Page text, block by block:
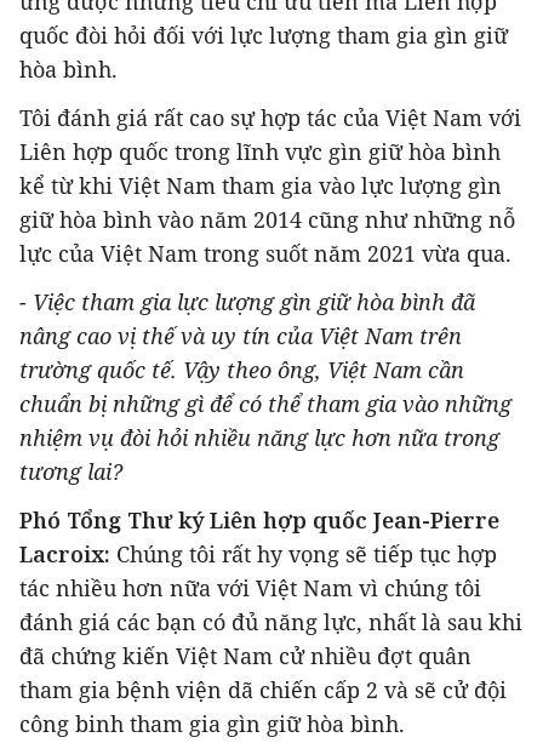
quốc đòi hỏi đối với lực lượng tham gia gìn giữ
hòa bình.
Tôi đánh giá rất cao sự hợp tác của Việt Nam với
Liên hợp quốc trong lĩnh vực gìn giữ hòa bình
kể từ khi Việt Nam tham gia vào lực lượng gìn
giữ hòa bình vào năm 2014 cũng như những nỗ
lực của Việt Nam trong suốt năm 2021 vừa qua.
- Việc tham gia lực lượng gìn giữ hòa bình đã
nâng cao vị thế và uy tín của Việt Nam trên
trường quốc tế. Vậy theo ông, Việt Nam cần
chuẩn bị những gì để có thể tham gia vào những
nhiệm vụ đòi hỏi nhiều năng lực hơn nữa trong
tương lai?
Phó Tổng Thư ký Liên hợp quốc Jean-Pierre
Lacroix: Chúng tôi rất hy vọng sẽ tiếp tục hợp
tác nhiều hơn nữa với Việt Nam vì chúng tôi
đánh giá các bạn có đủ năng lực, nhất là sau khi
đã chứng kiến Việt Nam cử nhiều đợt quân
tham gia bệnh viện dã chiến cấp 2 và sẽ cử đội
công binh tham gia gìn giữ hòa bình.